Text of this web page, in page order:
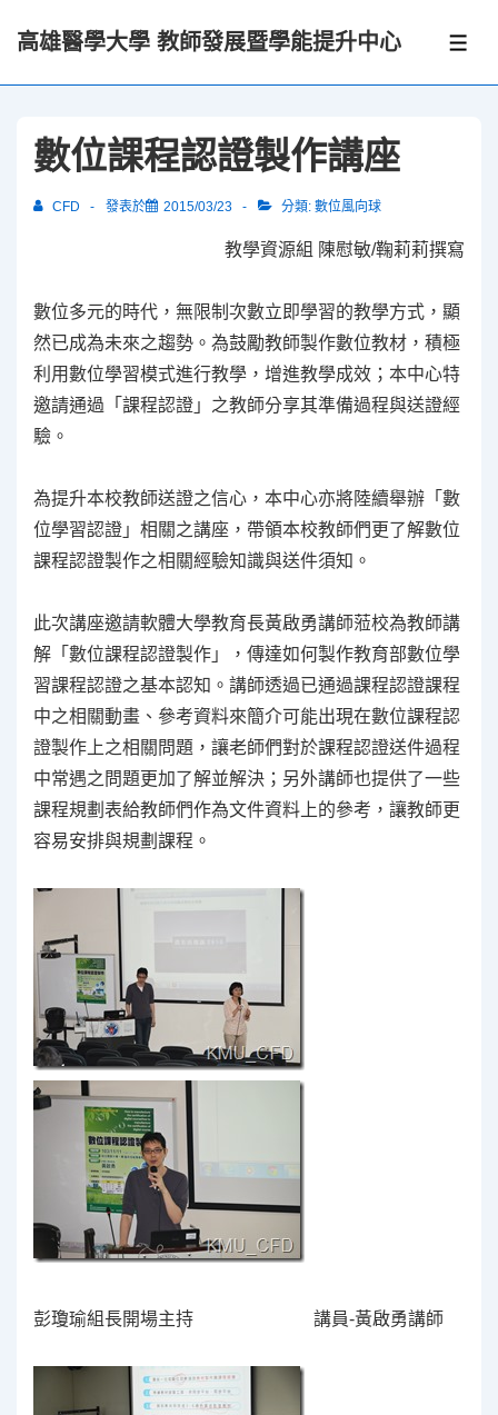
Skip
Content
高雄醫學大學 教師發展暨學能提升中心
選
數位課程認證製作講座
CFD 發表於 2015/03/23 分類: 數位風向球
教學資源組 陳慰敏/鞠莉莉撰寫
數位多元的時代，無限制次數立即學習的教學方式，顯
然已成為未來之趨勢。為鼓勵教師製作數位教材，積極
利用數位學習模式進行教學，增進教學成效；本中心特
邀請通過「課程認證」之教師分享其準備過程與送證經
驗。
為提升本校教師送證之信心，本中心亦將陸續舉辦「數
位學習認證」相關之講座，帶領本校教師們更了解數位
課程認證製作之相關經驗知識與送件須知。
此次講座邀請軟體大學教育長黃啟勇講師蒞校為教師講
解「數位課程認證製作」，傳達如何製作教育部數位學
習課程認證之基本認知。講師透過已通過課程認證課程
中之相關動畫、參考資料來簡介可能出現在數位課程認
證製作上之相關問題，讓老師們對於課程認證送件過程
中常遇之問題更加了解並解決；另外講師也提供了一些
課程規劃表給教師們作為文件資料上的參考，讓教師更
容易安排與規劃課程。
彭瓊瑜組長開場主持 講員-黃啟勇講師